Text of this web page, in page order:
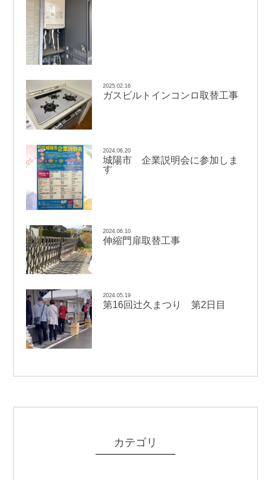
2025.02.16
ガスビルトインコンロ取替工事
2024.06.20
城陽市 企業説明会に参加しま
す
2024.06.10
伸縮門扉取替工事
2024.05.19
第16回辻久まつり 第2日目
カテゴリ